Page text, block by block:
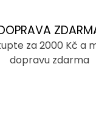
za 2000 Kč a
dopravu zdarma